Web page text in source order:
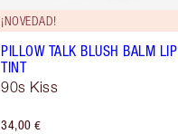
¡NOVEDAD!
PILLOW TALK BLUSH BALM LIP
TINT
90s Kiss
34,00 €